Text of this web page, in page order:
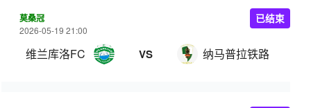
莫桑冠
2026-05-19 21:00
维兰库洛FC VS 纳马普拉铁路
已结束